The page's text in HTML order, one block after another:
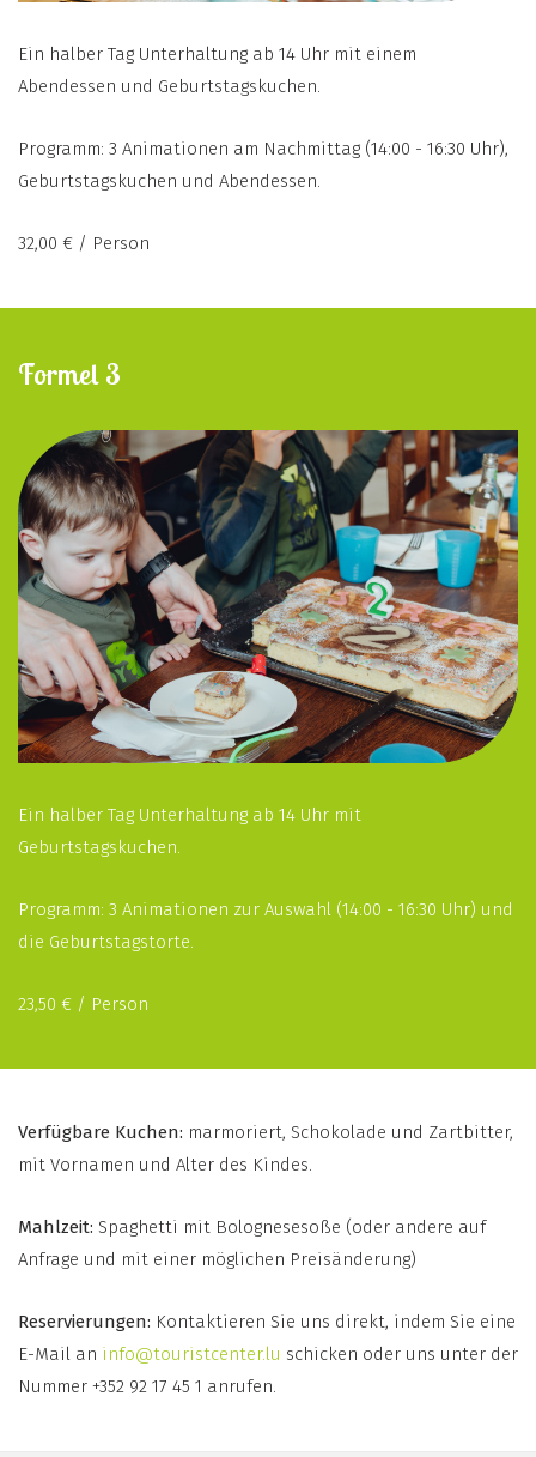
Ein halber Tag Unterhaltung ab 14 Uhr mit einem
Abendessen und Geburtstagskuchen.
Programm: 3 Animationen am Nachmittag (14:00 - 16:30 Uhr),
Geburtstagskuchen und Abendessen.
32,00 € / Person
Formel 3
Ein halber Tag Unterhaltung ab 14 Uhr mit
Geburtstagskuchen.
Programm: 3 Animationen zur Auswahl (14:00 - 16:30 Uhr) und
die Geburtstagstorte.
23,50 € / Person
Verfügbare Kuchen: marmoriert, Schokolade und Zartbitter,
mit Vornamen und Alter des Kindes.
Mahlzeit: Spaghetti mit Bolognesesoße (oder andere auf
Anfrage und mit einer möglichen Preisänderung)
Reservierungen: Kontaktieren Sie uns direkt, indem Sie eine
E-Mail an info@touristcenter.lu schicken oder uns unter der
Nummer +352 92 17 45 1 anrufen.